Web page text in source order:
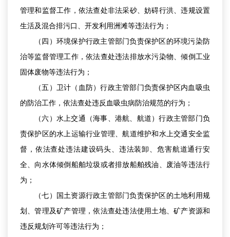
管理和监督工作，依法查处非法采砂、妨碍行洪、违规设置
生活及混合排污口、开发利用洲滩等违法行为；
（四）环境保护行政主管部门负责保护区的环境污染防
治等监督管理工作，依法查处违法排放水污染物、倾倒工业
固体废物等违法行为；
（五）卫计（血防）行政主管部门负责保护区内血吸虫
的防治工作，依法查处违反血吸虫病防治规范的行为；
（六）水上交通（海事、港航、航道）行政主管部门负
责保护区的水上运输行业管理、航道维护和水上交通安全监
督，依法查处违法建设码头、违法装卸、危害航道通行安
全、向水体倾倒船舶垃圾或者排放船舶残油、废油等违法行
为；
（七）国土资源行政主管部门负责保护区的土地利用规
划、管理及矿产管理，依法查处违法使用土地、矿产资源和
违反规划许可等违法行为；